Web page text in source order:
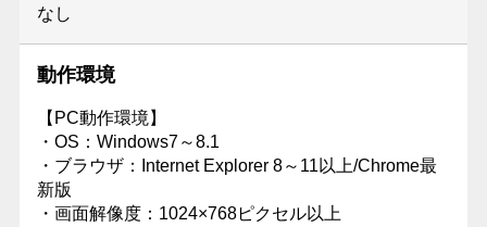
なし
動作環境
【PC動作環境】
・OS：Windows7～8.1
・ブラウザ：Internet Explorer 8～11以上/Chrome最
新版
・画面解像度：1024×768ピクセル以上